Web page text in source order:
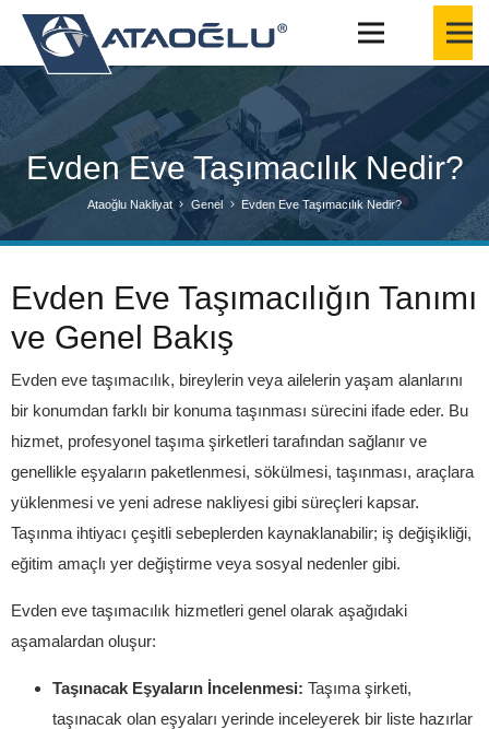
Evden Eve Taşımacılık Nedir?
Ataoğlu Nakliyat Genel Evden Eve Taşımacılık Nedir?
Evden Eve Taşımacılığın Tanımı
ve Genel Bakış
Evden eve taşımacılık, bireylerin veya ailelerin yaşam alanlarını
bir konumdan farklı bir konuma taşınması sürecini ifade eder. Bu
hizmet, profesyonel taşıma şirketleri tarafından sağlanır ve
genellikle eşyaların paketlenmesi, sökülmesi, taşınması, araçlara
yüklenmesi ve yeni adrese nakliyesi gibi süreçleri kapsar.
Taşınma ihtiyacı çeşitli sebeplerden kaynaklanabilir; iş değişikliği,
eğitim amaçlı yer değiştirme veya sosyal nedenler gibi.
Evden eve taşımacılık hizmetleri genel olarak aşağıdaki
aşamalardan oluşur:
Taşınacak Eşyaların İncelenmesi: Taşıma şirketi,
taşınacak olan eşyaları yerinde inceleyerek bir liste hazırlar